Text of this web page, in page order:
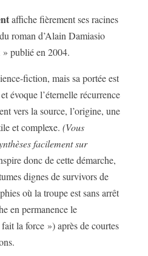
affiche fièrement ses racines
roman d’Alain Damiasio
publié en 2004.
fiction, mais sa portée est
évoque l’éternelle récurrence
vers la source, l’origine, une
et complexe. (Vous
facilement sur
donc de cette démarche,
dignes de survivors de
où la troupe est sans arrêt
en permanence le
la force ») après de courtes